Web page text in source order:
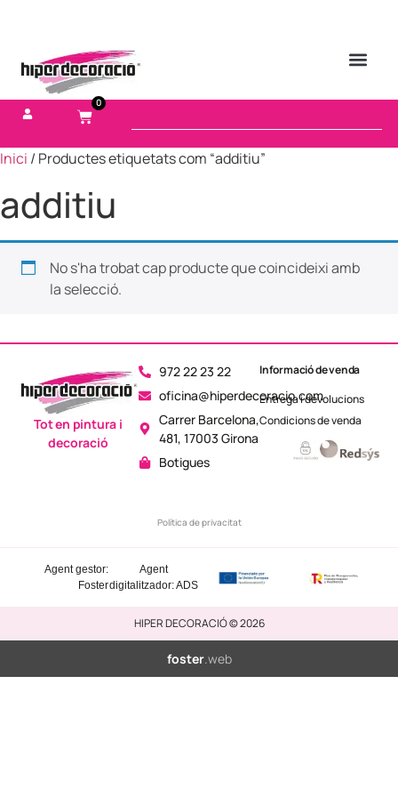
0
Inici / Productes etiquetats com “additiu”
additiu
No s'ha trobat cap producte que coincideixi amb
la selecció.
972 22 23 22
oficina@hiperdecoracio.com
Carrer Barcelona,
481, 17003 Girona
Botigues
Política de privacitat
Tot en pintura i
decoració
Informació de venda
Entrega i devolucions
Condicions de venda
Agent
digitalitzador: ADS
Agent gestor:
Foster
HIPER DECORACIÓ © 2026
foster.web